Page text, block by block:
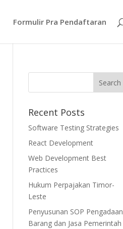
Formulir Pra Pendaftaran
Recent Posts
Software Testing Strategies
React Development
Web Development Best
Practices
Hukum Perpajakan Timor-
Leste
Penyusunan SOP Pengadaan
Barang dan Jasa Pemerintah